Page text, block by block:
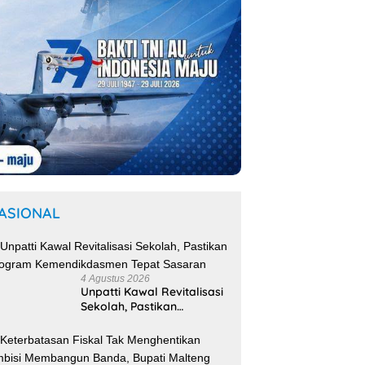
4 Agustus 2026
Unpatti Kawal Revitalisasi
Sekolah, Pastikan
Kemendikdasmen Tepat
Sasaran